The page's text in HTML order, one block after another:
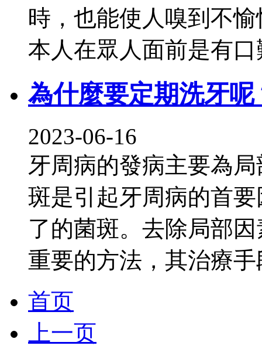
時，也能使人嗅到不
本人在眾人面前是有
為什麼要定期洗牙呢
2023-06-16
牙周病的發病主要為
斑是引起牙周病的首
了的菌斑。去除局部
重要的方法，其治療
首页
上一页